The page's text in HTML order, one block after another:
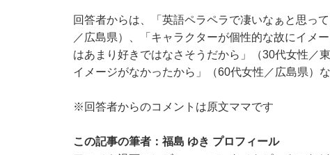
回答者からは、「英語ペラペラで凄いなぁと思っ
／広島県）、「キャラクターが個性的な故にイメ
はあまり好きではなさそうだから」（30代女性／
イメージがなかったから」（60代女性／広島県）
※回答者からのコメントは原文ママです
この記事の筆者：福島 ゆき プロフィール